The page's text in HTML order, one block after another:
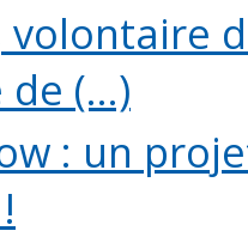
volontaire
(...)
: un